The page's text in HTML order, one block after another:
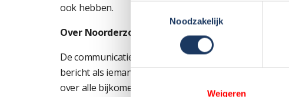
Noodzakelijk
Weigeren
ook hebben.
Over Noorderzon Campers
De communicatie en organisatie van Noorderzon
bericht als iemand onze camper heeft gereserveerd
over alle bijkomende zaken. De huurders weten